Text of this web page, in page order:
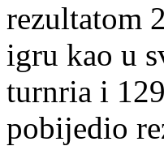
rezultatom
igru kao u
turnria i
pobijedio